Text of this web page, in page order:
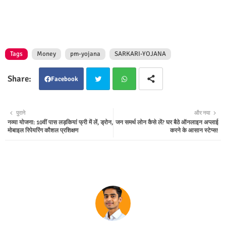
Tags Money pm-yojana SARKARI-YOJANA
Facebook
ter tsap
और नया
जन समर्थ लोन कैसे लें? घर बैठे ऑनलाइन अप्लाई
करने के आसान स्टेप्स!
पुराने
नव्या योजना: 10वीं पास लड़कियां फ्री में लें, ड्रोन,
मोबाइल रिपेयरिंग कौशल प्रशिक्षण